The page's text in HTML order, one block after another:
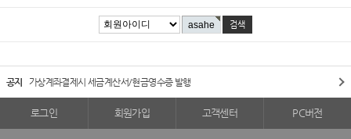
공지 가상계좌결제시 세금계산서/현금영수증 발행
로그인 회원가입 고객센터 PC버전